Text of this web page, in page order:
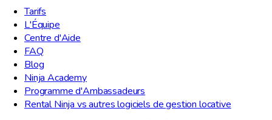
Tarifs
L'Équipe
Centre d'Aide
FAQ
Blog
Ninja Academy
Programme d'Ambassadeurs
Rental Ninja vs autres logiciels de gestion locative